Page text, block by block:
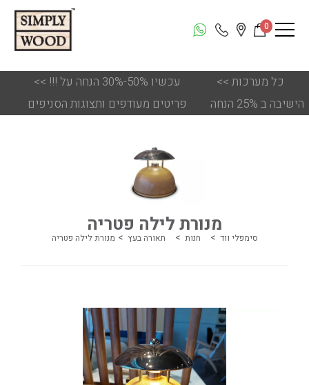
0
<< !!! עכשיו 50%-30% הנחה על
פריטים מעודפים ותצוגות הסניפים
<< כל מערכות
הישיבה ב 25% הנחה
מנורת לילה פטריה
סימפלי ווד חנות תאורה בעץ מנורת לילה פטריה